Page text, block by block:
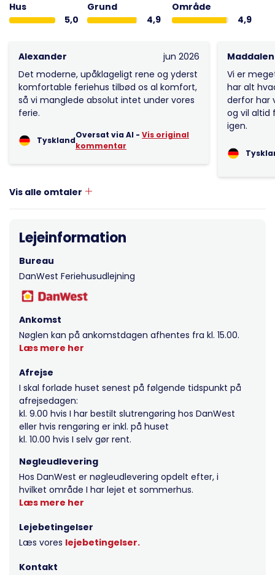
Hus
5,0
Grund
4,9
Område
4,9
Alexander
jun 2026
Det moderne, upåklageligt rene og yderst
komfortable feriehus tilbød os al komfort,
så vi manglede absolut intet under vores
ferie.
Tyskland
Oversat via AI - Vis original
kommentar
Vi er
har alt
derfor har
og vil altid
igen.
Vis alle omtaler
Lejeinformation
Bureau
DanWest Feriehusudlejning
Ankomst
Nøglen kan på ankomstdagen afhentes fra kl. 15.00.
Læs mere her
Afrejse
I skal forlade huset senest på følgende tidspunkt på
afrejsedagen:
kl. 9.00 hvis I har bestilt slutrengøring hos DanWest
eller hvis rengøring er inkl. på huset
kl. 10.00 hvis I selv gør rent.
Nøgleudlevering
Hos DanWest er nøgleudlevering opdelt efter, i
hvilket område I har lejet et sommerhus.
Læs mere her
Lejebetingelser
Læs vores lejebetingelser.
Kontakt